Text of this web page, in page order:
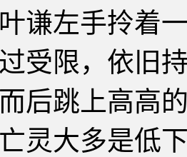
左手拎着一
受限，依旧
后跳上高高
灵大多是低